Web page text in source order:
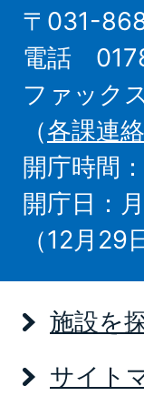
〒031-
電話
ファック
（各課連
開庁時間
開庁日：
（12月
施設を
サイト